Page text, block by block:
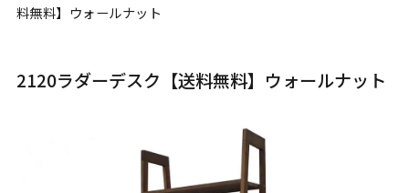
料無料】ウォールナット
2120ラダーデスク【送料無料】ウォールナット